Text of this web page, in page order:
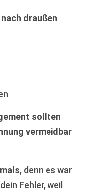
draußen
sollten
vermeidbar
, denn es war
Fehler, weil